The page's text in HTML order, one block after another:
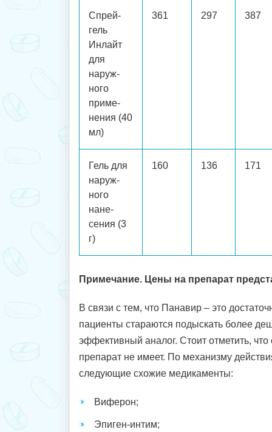
Спрей-
гель
Инлайт
для
наруж-
ного
приме-
нения (40
мл)
361 297 387
Гель для
наруж-
ного
нане-
сения (3
г)
160 136 171
Примечание. Цены на препарат
В связи с тем, что Панавир – это
пациенты стараются подыскать более
эффективный аналог. Стоит отметить, что
препарат не имеет. По механизму
следующие схожие медикаменты:
Виферон;
Эпиген-интим;